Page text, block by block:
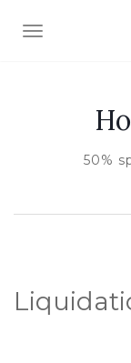
AFFICHER/
50%